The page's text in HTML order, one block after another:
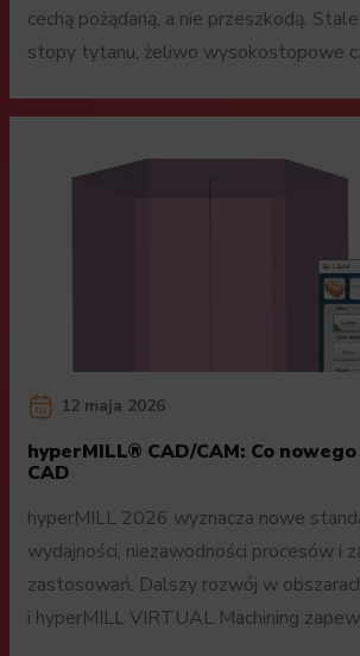
cechą pożądaną, a nie przeszkodą.
stopy tytanu, żeliwo wysokostopowe
12 maja 2026
hyperMILL® CAD/CAM: Co
CAD
hyperMILL 2026 wyznacza nowe
wydajności, niezawodności procesów i
zastosowań. Dalszy rozwój w
i hyperMILL VIRTUAL Machining